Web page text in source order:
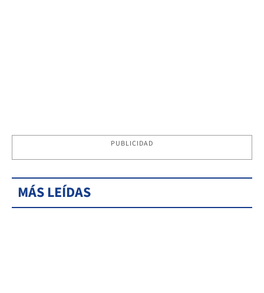
PUBLICIDAD
MÁS LEÍDAS